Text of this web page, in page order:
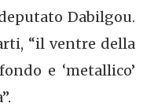
Dabilgou.
“il ventre della
e ‘metallico’